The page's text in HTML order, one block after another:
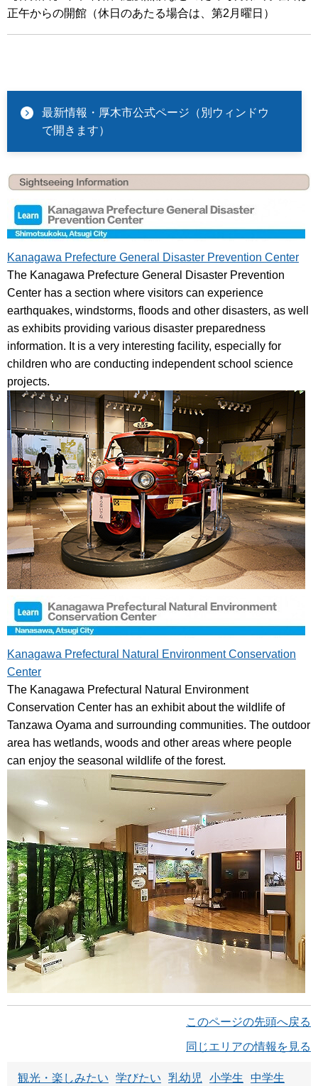
正午からの開館（休日のあたる場合は、第2月曜日）
最新情報・厚木市公式ページ（別ウィンドウ
で開きます）
Kanagawa Prefecture General Disaster Prevention Center
The Kanagawa Prefecture General Disaster Prevention
Center has a section where visitors can experience
earthquakes, windstorms, floods and other disasters, as well
as exhibits providing various disaster preparedness
information. It is a very interesting facility, especially for
children who are conducting independent school science
projects.
Kanagawa Prefectural Natural Environment Conservation
Center
The Kanagawa Prefectural Natural Environment
Conservation Center has an exhibit about the wildlife of
Tanzawa Oyama and surrounding communities. The outdoor
area has wetlands, woods and other areas where people
can enjoy the seasonal wildlife of the forest.
このページの先頭へ戻る
同じエリアの情報を見る
観光・楽しみたい 学びたい 乳幼児 小学生
中学生